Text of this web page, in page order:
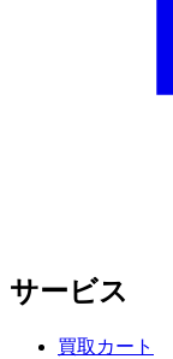
サービス
買取カート